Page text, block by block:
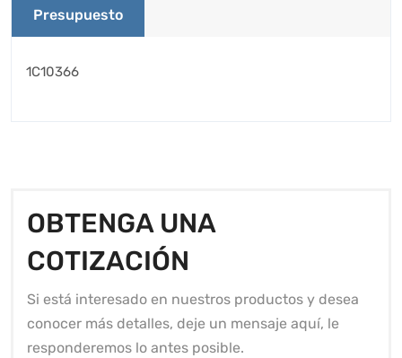
Presupuesto
1C10366
OBTENGA UNA
COTIZACIÓN
Si está interesado en nuestros productos y desea
conocer más detalles, deje un mensaje aquí, le
responderemos lo antes posible.